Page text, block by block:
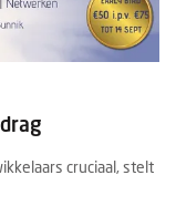
cruciaal, stelt